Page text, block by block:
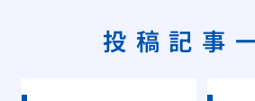
投稿記事